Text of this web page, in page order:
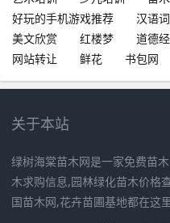
好玩的手机游戏推荐
汉语
美文欣赏
红楼梦 道德经
网站转让
鲜花 书包网
关于本站
绿树海棠苗木网是一家免费苗
木求购信息,园林绿化苗木价格
国苗木网,花卉苗圃基地都在这